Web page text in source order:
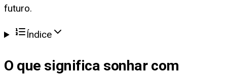
futuro.
Índice
O que significa sonhar com